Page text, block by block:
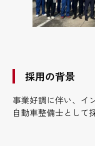
採用の背景
事業好調に伴い、イ
自動車整備士として